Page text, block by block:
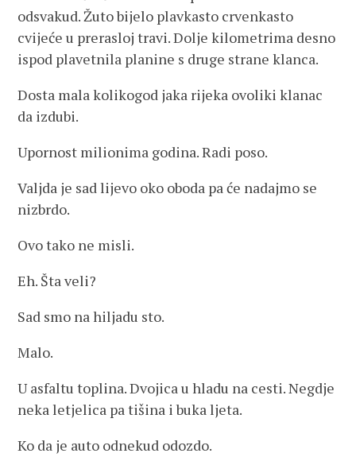
odsvakud. Žuto bijelo plavkasto crvenkasto
cvijeće u prerasloj travi. Dolje kilometrima desno
ispod plavetnila planine s druge strane klanca.
Dosta mala kolikogod jaka rijeka ovoliki klanac
da izdubi.
Upornost milionima godina. Radi poso.
Valjda je sad lijevo oko oboda pa će nadajmo se
nizbrdo.
Ovo tako ne misli.
Eh. Šta veli?
Sad smo na hiljadu sto.
Malo.
U asfaltu toplina. Dvojica u hladu na cesti. Negdje
neka letjelica pa tišina i buka ljeta.
Ko da je auto odnekud odozdo.